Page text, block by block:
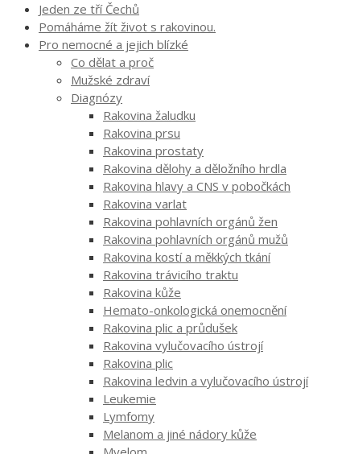
Jeden ze tří Čechů
Pomáháme žít život s rakovinou.
Pro nemocné a jejich blízké
Co dělat a proč
Mužské zdraví
Diagnózy
Rakovina žaludku
Rakovina prsu
Rakovina prostaty
Rakovina dělohy a děložního hrdla
Rakovina hlavy a CNS v pobočkách
Rakovina varlat
Rakovina pohlavních orgánů žen
Rakovina pohlavních orgánů mužů
Rakovina kostí a měkkých tkání
Rakovina trávicího traktu
Rakovina kůže
Hemato-onkologická onemocnění
Rakovina plic a průdušek
Rakovina vylučovacího ústrojí
Rakovina plic
Rakovina ledvin a vylučovacího ústrojí
Leukemie
Lymfomy
Melanom a jiné nádory kůže